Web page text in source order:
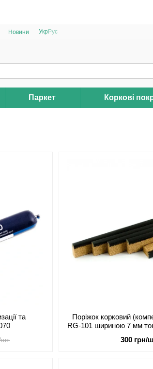
Новини УкрРус
Паркет Коркові
та
Поріжок корковий
RG-101 шириною 7 мм
300 грн/